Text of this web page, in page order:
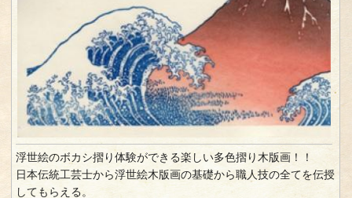
浮世絵のボカシ摺り体験ができる楽しい多色摺り木版画！！
日本伝統工芸士から浮世絵木版画の基礎から職人技の全てを伝授
してもらえる。